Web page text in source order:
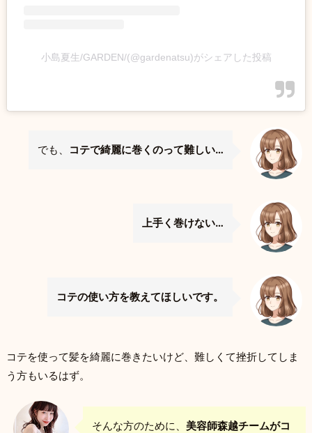
小島夏生/GARDEN/(@gardenatsu)がシェアした投稿
でも、 コテで綺麗に巻くのって難しい…
上手く巻けない…
コテの使い方を教えてほしいです。
コテを使って髪を綺麗に巻きたいけど、難しくて挫折してしま
う方もいるはず。
そんな方のために、 美容師森越チームがコ